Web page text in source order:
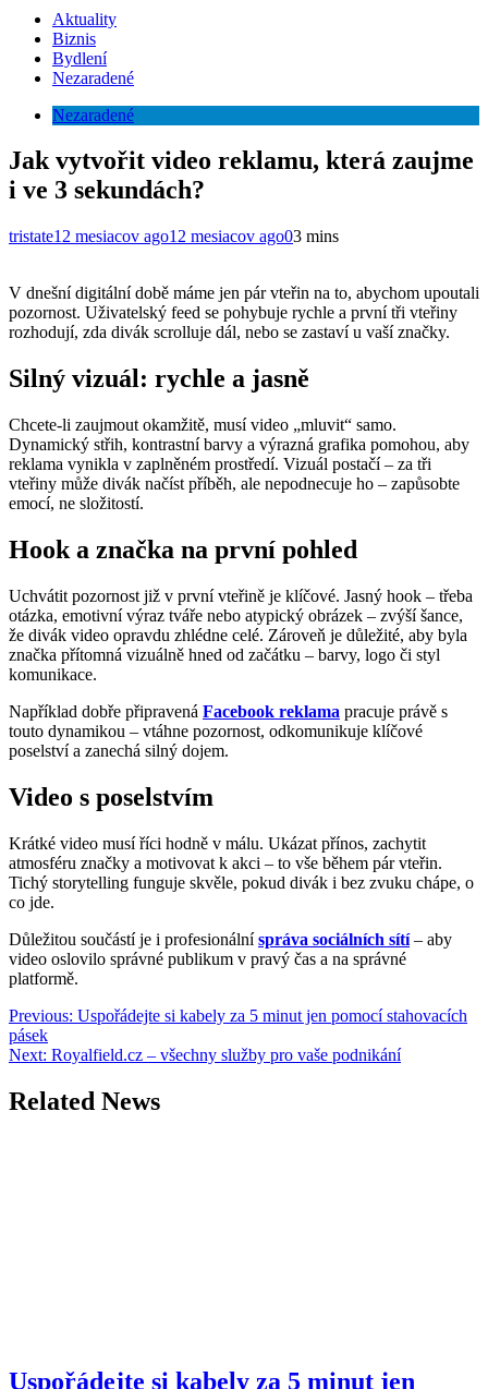
Aktuality
Biznis
Bydlení
Nezaradené
Nezaradené
Jak vytvořit video reklamu, která zaujme
i ve 3 sekundách?
tristate12 mesiacov ago12 mesiacov ago03 mins
V dnešní digitální době máme jen pár vteřin na to, abychom upoutali
pozornost. Uživatelský feed se pohybuje rychle a první tři vteřiny
rozhodují, zda divák scrolluje dál, nebo se zastaví u vaší značky.
Silný vizuál: rychle a jasně
Chcete-li zaujmout okamžitě, musí video „mluvit“ samo.
Dynamický střih, kontrastní barvy a výrazná grafika pomohou, aby
reklama vynikla v zaplněném prostředí. Vizuál postačí – za tři
vteřiny může divák načíst příběh, ale nepodnecuje ho – zapůsobte
emocí, ne složitostí.
Hook a značka na první pohled
Uchvátit pozornost již v první vteřině je klíčové. Jasný hook – třeba
otázka, emotivní výraz tváře nebo atypický obrázek – zvýší šance,
že divák video opravdu zhlédne celé. Zároveň je důležité, aby byla
značka přítomná vizuálně hned od začátku – barvy, logo či styl
komunikace.
Například dobře připravená Facebook reklama pracuje právě s
touto dynamikou – vtáhne pozornost, odkomunikuje klíčové
poselství a zanechá silný dojem.
Video s poselstvím
Krátké video musí říci hodně v málu. Ukázat přínos, zachytit
atmosféru značky a motivovat k akci – to vše během pár vteřin.
Tichý storytelling funguje skvěle, pokud divák i bez zvuku chápe, o
co jde.
Důležitou součástí je i profesionálníspráva sociálních sítí– aby
video oslovilo správné publikum v pravý čas a na správné
platformě.
Navigácia
v
Previous: Uspořádejte si kabely za 5 minut jen pomocí stahovacích
pásek
Next: Royalfield.cz – všechny služby pro vaše podnikání
Related News
Uspořádejte si kabely za 5 minut jen